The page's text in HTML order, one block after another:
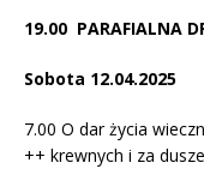
19.00 PARAFIALNA
Sobota
7.00 O dar życia
++ krewnych i za